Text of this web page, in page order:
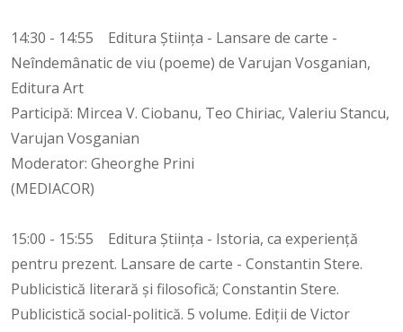
14:30 - 14:55 Editura Știința - Lansare de carte -
Neîndemânatic de viu (poeme) de Varujan Vosganian,
Editura Art
Participă: Mircea V. Ciobanu, Teo Chiriac, Valeriu Stancu,
Varujan Vosganian
Moderator: Gheorghe Prini
(MEDIACOR)
15:00 - 15:55 Editura Știința - Istoria, ca experiență
pentru prezent. Lansare de carte - Constantin Stere.
Publicistică literară şi filosofică; Constantin Stere.
Publicistică social-politică. 5 volume. Ediţii de Victor